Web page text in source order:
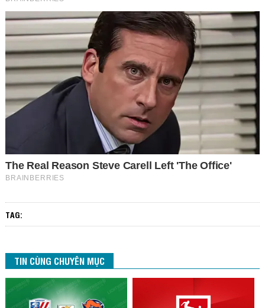
TAG:
TIN CÙNG CHUYÊN MỤC